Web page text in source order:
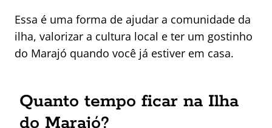
Essa é uma forma de ajudar a comunidade da
ilha, valorizar a cultura local e ter um gostinho
do Marajó quando você já estiver em casa.
Quanto tempo ficar na Ilha
do Marajó?